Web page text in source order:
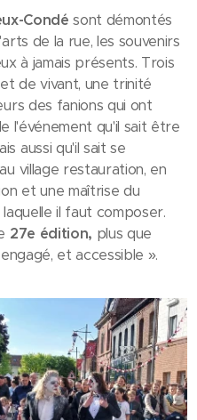
Condésont démontés
de la rue, les souvenirs
à jamais présents. Trois
de vivant, une trinité
des fanions qui ont
l'événement qu'il sait être
aussi qu'il sait se
village restauration, en
et une maîtrise du
il faut composer.
27e édition, plus que
et accessible ».